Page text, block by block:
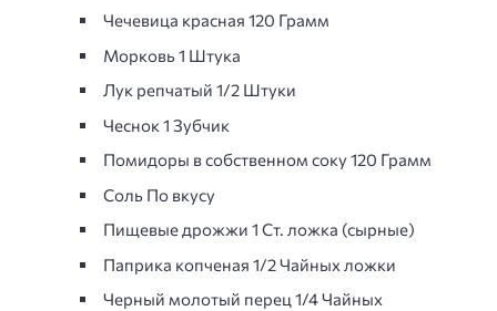
Чечевица красная 120 Грамм
Морковь 1 Штука
Лук репчатый 1/2 Штуки
Чеснок 1 Зубчик
Помидоры в собственном соку 120 Грамм
Соль По вкусу
Пищевые дрожжи 1 Ст. ложка (сырные)
Паприка копченая 1/2 Чайных ложки
Черный молотый перец 1/4 Чайных